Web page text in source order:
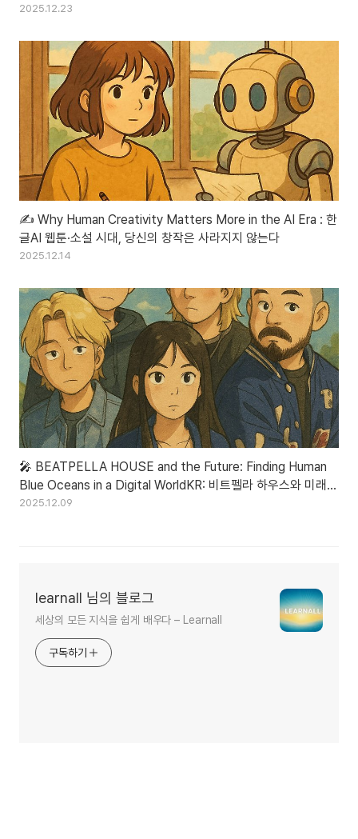
주식과 ETF 투자 기초 가이드
2025.12.23
✍️ Why Human Creativity Matters More in the AI Era : 한
글AI 웹툰·소설 시대, 당신의 창작은 사라지지 않는다
2025.12.14
🎤 BEATPELLA HOUSE and the Future: Finding Human
Blue Oceans in a Digital WorldKR: 비트펠라 하우스와 미래 :
디지털 시대 인간의 블루오션 찾기
2025.12.09
learnall 님의 블로그
세상의 모든 지식을 쉽게 배우다 – Learnall
구독하기